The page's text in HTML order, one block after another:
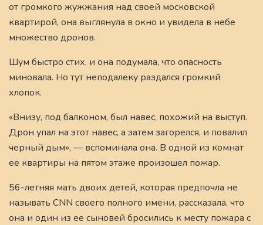
от громкого жужжания над своей московской
квартирой, она выглянула в окно и увидела в небе
множество дронов.
Шум быстро стих, и она подумала, что опасность
миновала. Но тут неподалеку раздался громкий
хлопок.
«Внизу, под балконом, был навес, похожий на выступ.
Дрон упал на этот навес, а затем загорелся, и повалил
черный дым», — вспоминала она. В одной из комнат
ее квартиры на пятом этаже произошел пожар.
56-летняя мать двоих детей, которая предпочла не
называть CNN своего полного имени, рассказала, что
она и один из ее сыновей бросились к месту пожара с